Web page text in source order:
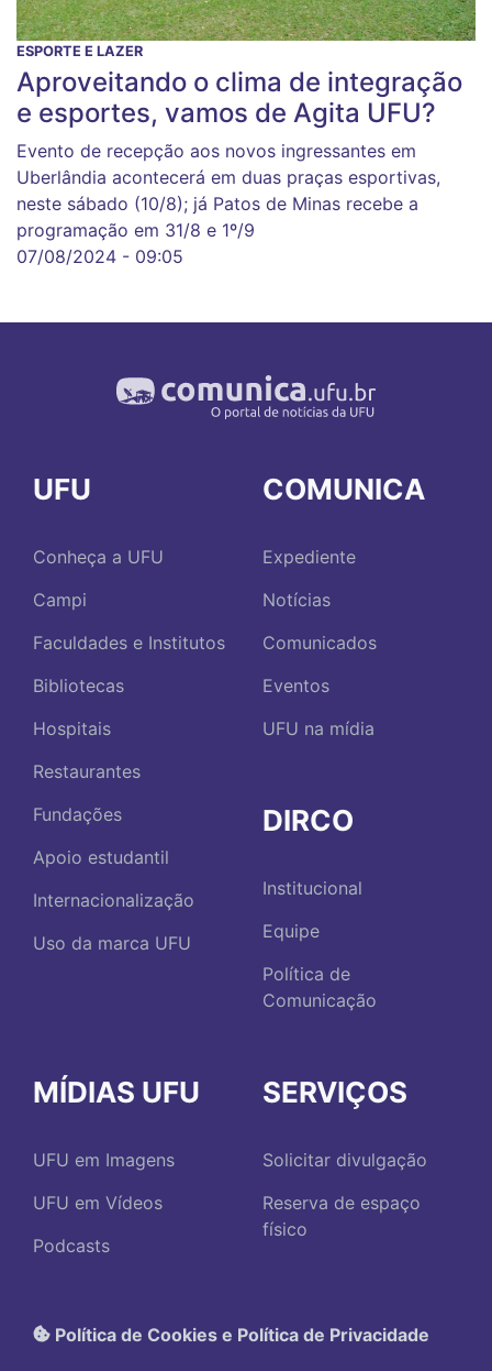
ESPORTE E LAZER
Aproveitando o clima de integração
e esportes, vamos de Agita UFU?
Evento de recepção aos novos ingressantes em
Uberlândia acontecerá em duas praças esportivas,
neste sábado (10/8); já Patos de Minas recebe a
programação em 31/8 e 1º/9
07/08/2024 - 09:05
UFU
Conheça a UFU
Campi
Faculdades e Institutos
Bibliotecas
Hospitais
Restaurantes
Fundações
Apoio estudantil
Internacionalização
Uso da marca UFU
COMUNICA
Expediente
Notícias
Comunicados
Eventos
UFU na mídia
DIRCO
Institucional
Equipe
Política de
Comunicação
MÍDIAS UFU
UFU em Imagens
UFU em Vídeos
Podcasts
SERVIÇOS
Solicitar divulgação
Reserva de espaço
físico
Política de Cookies e Política de Privacidade